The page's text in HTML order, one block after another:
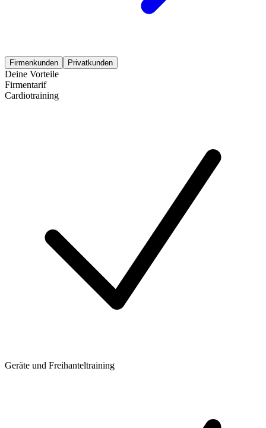
Firmenkunden Privatkunden
Deine Vorteile
Firmentarif
Cardiotraining
Geräte und Freihanteltraining